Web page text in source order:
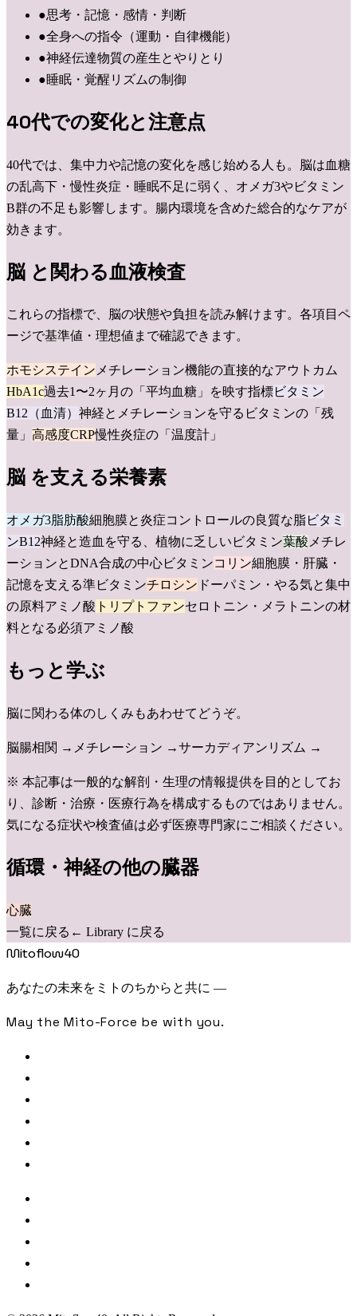
●思考・記憶・感情・判断
●全身への指令（運動・自律機能）
●神経伝達物質の産生とやりとり
●睡眠・覚醒リズムの制御
40代での変化と注意点
40代では、集中力や記憶の変化を感じ始める人も。脳は血糖
の乱高下・慢性炎症・睡眠不足に弱く、オメガ3やビタミン
B群の不足も影響します。腸内環境を含めた総合的なケアが
効きます。
脳 と関わる血液検査
これらの指標で、 脳の状態や負担を読み解けます。各項目ペ
ージで基準値・理想値まで確認できます。
ホモシステインメチレーション機能の直接的なアウトカム
HbA1c過去1〜2ヶ月の「平均血糖」を映す指標ビタミン
B12（血清） 神経とメチレーションを守るビタミンの「残
量」 高感度CRP慢性炎症の「温度計」
脳 を支える栄養素
オメガ3脂肪酸細胞膜と炎症コントロールの良質な脂ビタミ
ンB12神経と造血を守る、植物に乏しいビタミン葉酸 メチレ
ーションとDNA合成の中心ビタミンコリン細胞膜・肝臓・
記憶を支える準ビタミンチロシン ドーパミン・やる気と集中
の原料アミノ酸 トリプトファンセロトニン・メラトニンの材
料となる必須アミノ酸
もっと学ぶ
脳に関わる体のしくみもあわせてどうぞ。
脳腸相関 → メチレーション →サーカディアンリズム →
※ 本記事は一般的な解剖・生理の情報提供を目的としてお
り、診断・治療・医療行為を構成するものではありません。
気になる症状や検査値は必ず医療専門家にご相談ください。
循環・神経の他の臓器
心臓
一覧に戻る ← Library に戻る
Mitoflow40
あなたの未来をミトのちからと共に —
May the Mito-Force be with you.